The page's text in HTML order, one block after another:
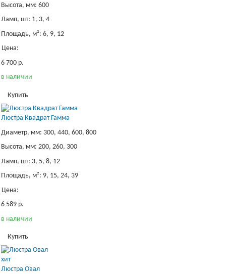
Высота, мм: 600
Ламп, шт: 1, 3, 4
Площадь, м²: 6, 9, 12
Цена:
6 700 р.
в наличии
Купить
Люстра Квадрат Гамма
Диаметр, мм: 300, 440, 600, 800
Высота, мм: 200, 260, 300
Ламп, шт: 3, 5, 8, 12
Площадь, м²: 9, 15, 24, 39
Цена:
6 589 р.
в наличии
Купить
хит
Люстра Овал